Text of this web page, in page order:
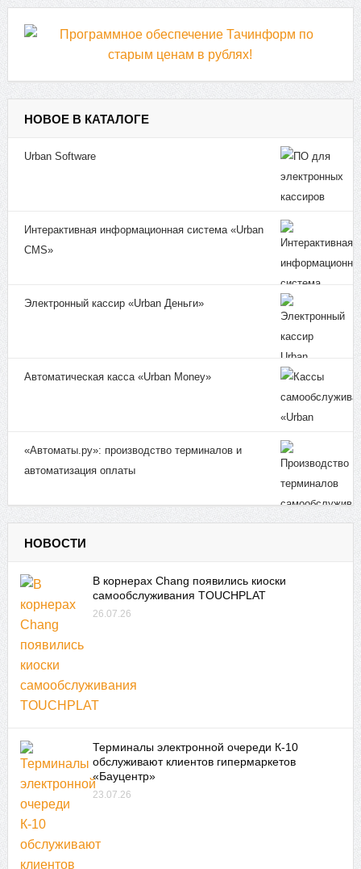
НОВОЕ В КАТАЛОГЕ
Urban Software
Интерактивная информационная система «Urban
CMS»
Электронный кассир «Urban Деньги»
Автоматическая касса «Urban Money»
«Автоматы.ру»: производство терминалов и
автоматизация оплаты
НОВОСТИ
В корнерах Chang появились киоски
самообслуживания TOUCHPLAT
26.07.26
Терминалы электронной очереди К-10
обслуживают клиентов гипермаркетов
«Бауцентр»
23.07.26